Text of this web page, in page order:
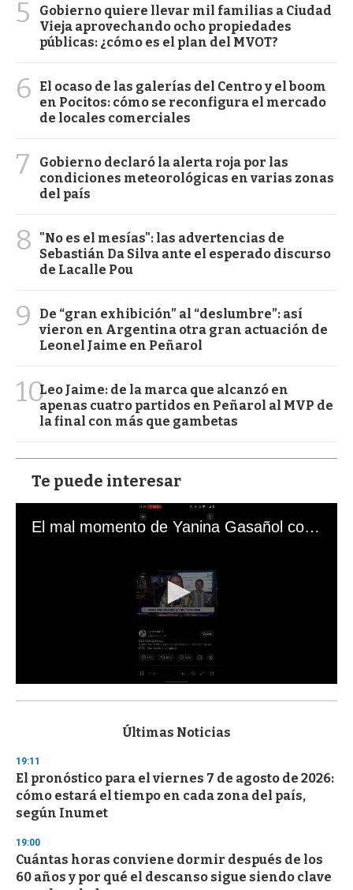
5
Gobierno quiere llevar mil familias a Ciudad
Vieja aprovechando ocho propiedades
públicas: ¿cómo es el plan del MVOT?
6
El ocaso de las galerías del Centro y el boom
en Pocitos: cómo se reconfigura el mercado
de locales comerciales
7
Gobierno declaró la alerta roja por las
condiciones meteorológicas en varias zonas
del país
8
"No es el mesías": las advertencias de
Sebastián Da Silva ante el esperado discurso
de Lacalle Pou
9
De “gran exhibición” al “deslumbre”: así
vieron en Argentina otra gran actuación de
Leonel Jaime en Peñarol
10Leo Jaime: de la marca que alcanzó en
apenas cuatro partidos en Peñarol al MVP de
la final con más que gambetas
Te puede interesar
El mal momento de Yanina Gasañol con un hincha argentino en "Subrayado"
s
d
s
o
f
3
s
e
c
o
Últimas Noticias
19:11
El pronóstico para el viernes 7 de agosto de 2026:
cómo estará el tiempo en cada zona del país,
según Inumet
19:00
Cuántas horas conviene dormir después de los
60 años y por qué el descanso sigue siendo clave